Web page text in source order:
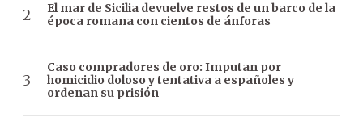
El mar de Sicilia devuelve restos de un barco de la
época romana con cientos de ánforas
Caso compradores de oro: Imputan por
homicidio doloso y tentativa a españoles y
ordenan su prisión